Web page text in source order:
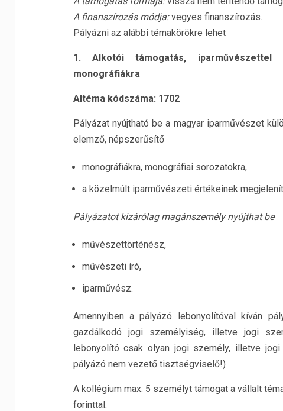
A finanszírozás módja:vegyes finanszírozás.
Pályázni az alábbi témakörökre lehet
1. Alkotói támogatás, iparművészettel
monográfiákra
Altéma kódszáma: 1702
Pályázat nyújtható be a magyar iparművészet
elemző, népszerűsítő
monográfiákra, monográfiai sorozatokra,
a közelmúlt iparművészeti értékeinek
Pályázatot kizárólag magánszemély nyújthat be
művészettörténész,
művészeti író,
iparművész.
Amennyiben a pályázó lebonyolítóval kíván
gazdálkodó jogi személyiség, illetve jogi
lebonyolító csak olyan jogi személy, illetve
pályázó nem vezető tisztségviselő!)
A kollégium max. 5 személyt támogat a vállalt
forinttal.